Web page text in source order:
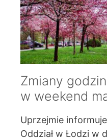
Zmiany
w weekend
Uprzejmie
Oddział w Łodzi w